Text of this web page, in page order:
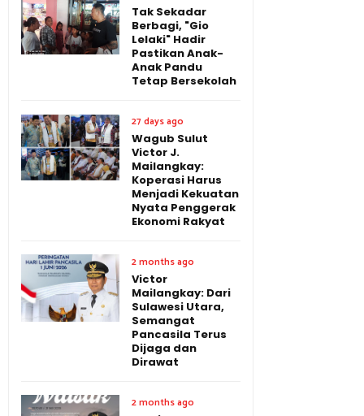
Tak Sekadar
Berbagi, "Gio
Lelaki" Hadir
Pastikan Anak-
Anak Pandu
Tetap Bersekolah
27 days ago
Wagub Sulut
Victor J.
Mailangkay:
Koperasi Harus
Menjadi Kekuatan
Nyata Penggerak
Ekonomi Rakyat
2 months ago
Victor
Mailangkay: Dari
Sulawesi Utara,
Semangat
Pancasila Terus
Dijaga dan
Dirawat
2 months ago